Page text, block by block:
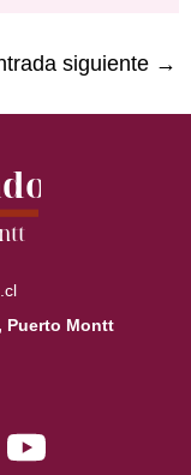
siguiente →
Puerto Montt